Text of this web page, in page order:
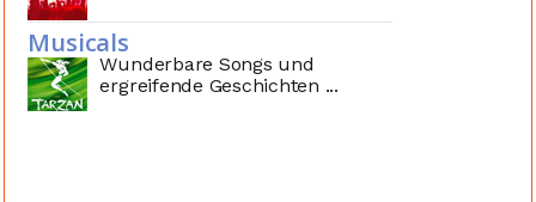
Musicals
Wunderbare Songs und
ergreifende Geschichten ...